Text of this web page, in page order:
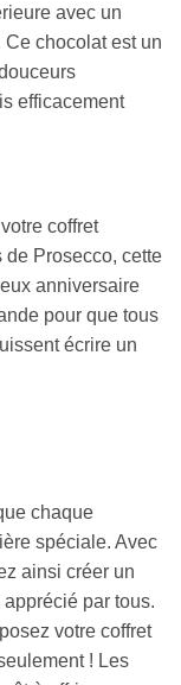
avec un
chocolat est un
efficacement
coffret
Prosecco, cette
anniversaire
pour que tous
écrire un
chaque
spéciale. Avec
ainsi créer un
par tous.
votre coffret
! Les